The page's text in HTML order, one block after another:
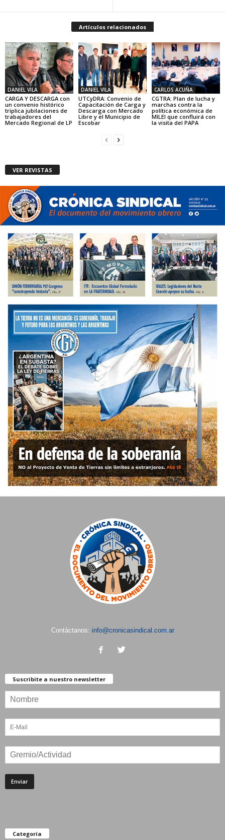
Artículos relacionados
DANIEL VILA
CARGA Y DESCARGA con
un convenio histórico
triplica jubilaciones de
trabajadores del
Mercado Regional de LP
DANIEL VILA
UTCyDRA: Convenio de
Capacitación de Carga y
Descarga con Mercado
Libre y el Municipio de
Escobar
CARLOS ACUÑA
CGTRA: Plan de lucha y
marchas contra la
política económica de
MILEI que confluirá con
la visita del PAPA
VER REVISTAS
Contáctanos: info@cronicasindical.com.ar
Suscribite a nuestro newsletter
Categoría